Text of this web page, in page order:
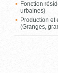
Fonction
urbaines)
Production et
(Granges,